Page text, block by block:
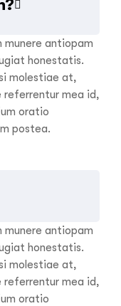
munere antiopam
honestatis.
molestiae at,
referrentur mea id,
oratio
postea.
munere antiopam
honestatis.
molestiae at,
referrentur mea id,
oratio